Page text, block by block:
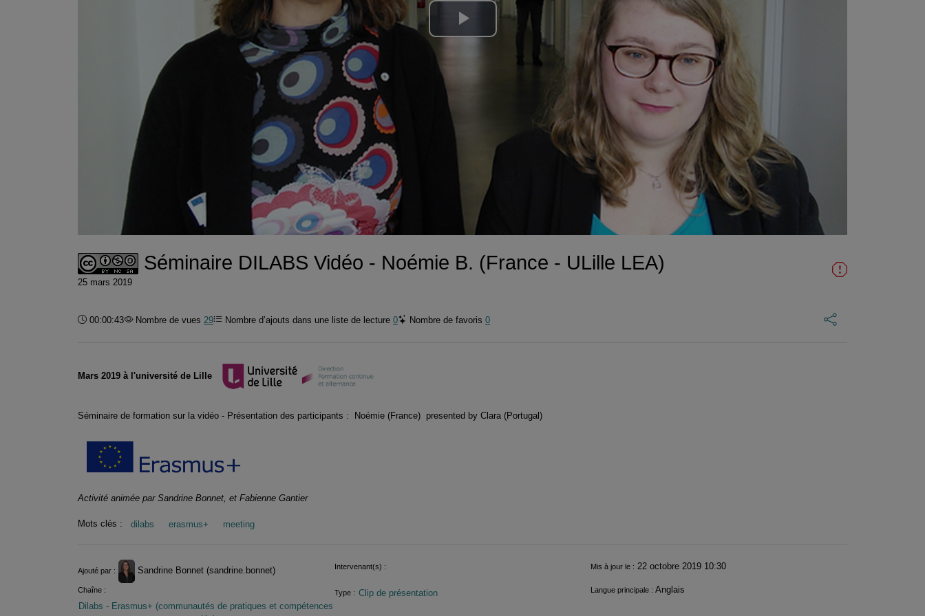
Lire
Séminaire DILABS Vidéo - Noémie B. (France - ULille LEA)
25 mars 2019
Durée :
00:00:43 Nombre de vues 29 Nombre d’ajouts dans une liste de lecture 0 Nombre de favoris 0
Mars 2019 à l'université de Lille
Séminaire de formation sur la vidéo - Présentation des participants : Noémie (France) presented by Clara (Portugal)
Activité animée par Sandrine Bonnet, et Fabienne Gantier
Mots clés : dilabs erasmus+ meeting
Informations
Ajouté par : Sandrine Bonnet (sandrine.bonnet) Intervenant(s) : Mis à jour le : 22 octobre 2019 10:30
Chaîne :
Dilabs - Erasmus+ (communautés de pratiques et compétences
Type : Clip de présentation Langue principale : Anglais